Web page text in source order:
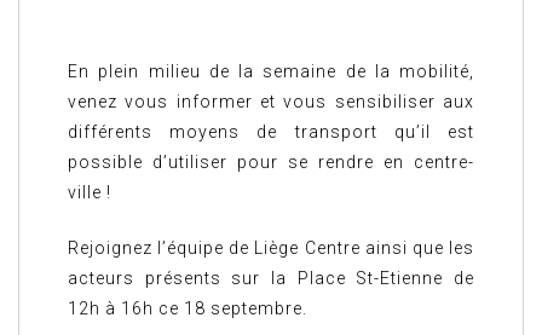
En plein milieu de la semaine de la mobilité,
venez vous informer et vous sensibiliser aux
différents moyens de transport qu’il est
possible d’utiliser pour se rendre en centre-
ville !
Rejoignez l’équipe de Liège Centre ainsi que les
acteurs présents sur la Place St-Etienne de
12h à 16h ce 18 septembre.